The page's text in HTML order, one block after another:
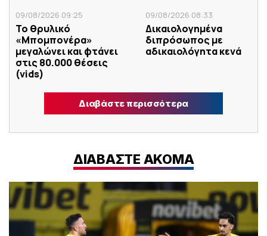
09/08/2026 09:25
Το θρυλικό
«Μπομπονέρα»
μεγαλώνει και φτάνει
στις 80.000 θέσεις
(vids)
09/08/2026 08:33
Δικαιολογημένα
διπρόσωπος με
αδικαιολόγητα κενά
Διαβάστε περισσότερα
ΔΙΑΒΑΣΤΕ ΑΚΟΜΑ